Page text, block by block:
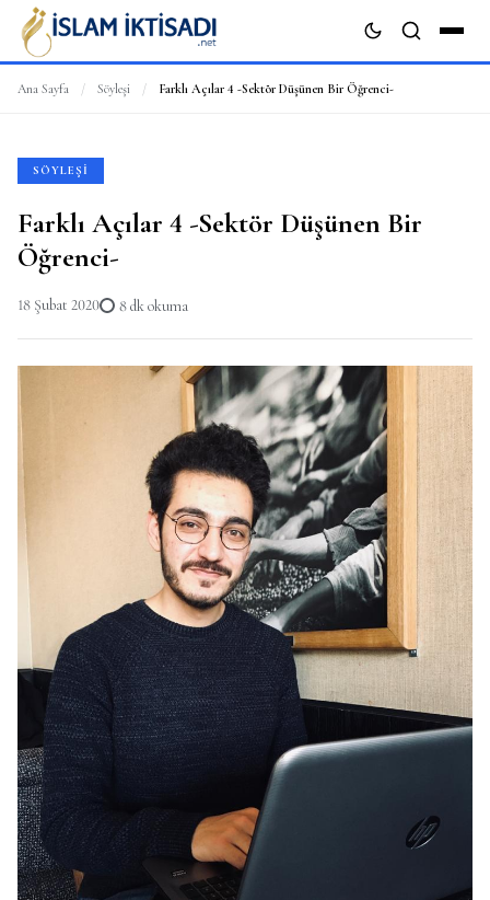
Ana Sayfa / Söyleşi / Farklı Açılar 4 -Sektör Düşünen Bir Öğrenci-
SÖYLEŞI
Farklı Açılar 4 -Sektör Düşünen Bir
Öğrenci-
18 Şubat 2020 8 dk okuma